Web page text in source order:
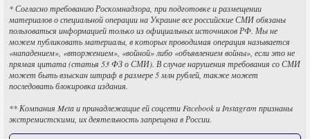
* Согласно требованию Роскомнадзора, при подготовке и размещении
материалов о специальной операции на Украине все российские СМИ обязаны
пользоваться информацией только из официальных источников РФ. Мы не
можем публиковать материалы, в которых проводимая операция называется
«нападением», «вторжением», «войной» либо «объявлением войны», если это не
прямая цитата (статья 53 ФЗ о СМИ). В случае нарушения требования со СМИ
может быть взыскан штраф в размере 5 млн рублей, также может
последовать блокировка издания.
** Компания Meta и принадлежащие ей соцсети Facebook и Instagram признаны
экстремистскими, их деятельность запрещена в России.